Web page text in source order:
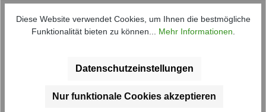
Optionale Mittelabstützung
Diese Website verwendet Cookies, um Ihnen die bestmögliche
Funktionalität bieten zu können... Mehr Informationen.
Datenschutzeinstellungen
Nur funktionale Cookies akzeptieren